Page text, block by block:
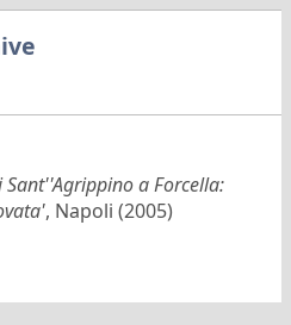
Sant''Agrippino a Forcella:
, Napoli (2005)